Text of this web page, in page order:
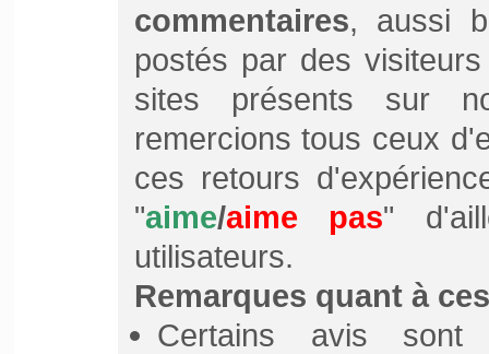
commentaires, aussi
postés par des
sites présents sur
remercions tous ceux
ces retours
"aime/aime pas"
utilisateurs.
Remarques quant à
Certains avis